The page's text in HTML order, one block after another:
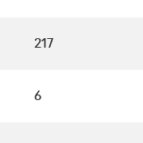
217
6